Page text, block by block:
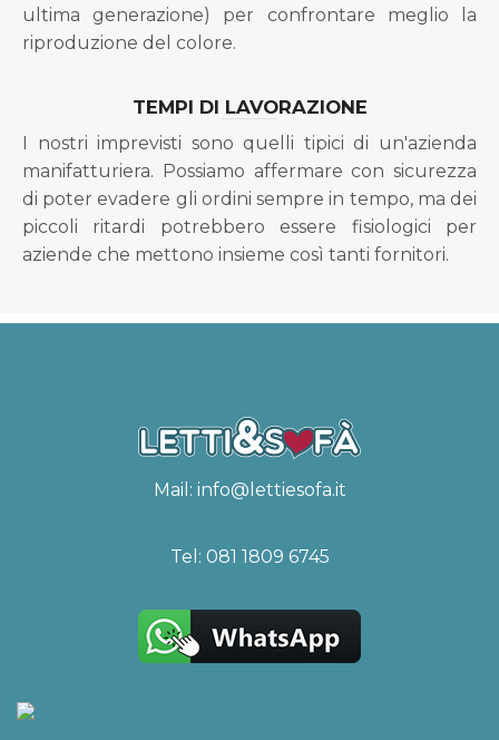
ultima generazione) per confrontare meglio la
riproduzione del colore.
TEMPI DI LAVORAZIONE
I nostri imprevisti sono quelli tipici di un'azienda
manifatturiera. Possiamo affermare con sicurezza
di poter evadere gli ordini sempre in tempo, ma dei
piccoli ritardi potrebbero essere fisiologici per
aziende che mettono insieme così tanti fornitori.
Mail: info@lettiesofa.it
Tel: 081 1809 6745